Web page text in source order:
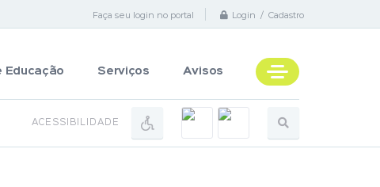
Faça seu login no portal Login / Cadastro
Educação Serviços Avisos
ACESSIBILIDADE